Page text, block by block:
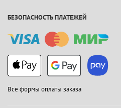
БЕЗОПАСНОСТЬ ПЛАТЕЖЕЙ
Все формы оплаты заказа